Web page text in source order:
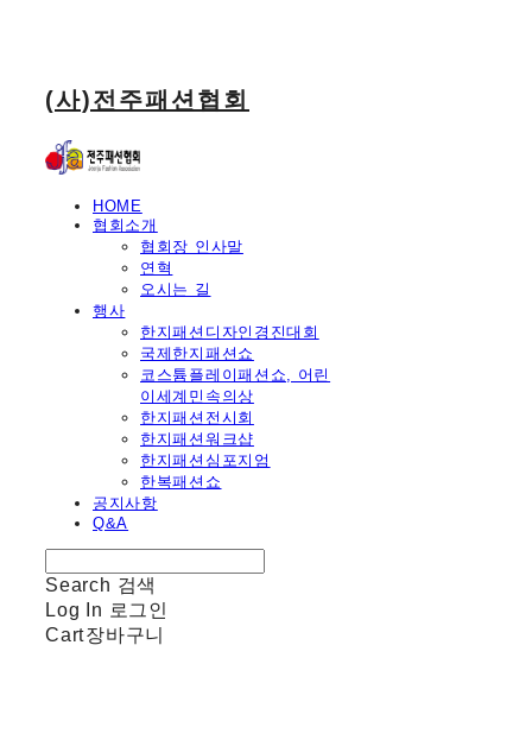
(사)전주패션협회
HOME
협회소개
협회장 인사말
연혁
오시는 길
행사
한지패션디자인경진대회
국제한지패션쇼
코스튬플레이패션쇼, 어린
이세계민속의상
한지패션전시회
한지패션워크샵
한지패션심포지엄
한복패션쇼
공지사항
Q&A
Search 검색
Log In 로그인
Cart장바구니